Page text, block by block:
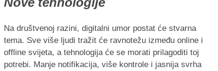
Na društvenoj razini, digitalni umor postat će stvarna
tema. Sve više ljudi tražit će ravnotežu između online i
offline svijeta, a tehnologija će se morati prilagoditi toj
potrebi. Manje notifikacija, više kontrole i jasnija svrha